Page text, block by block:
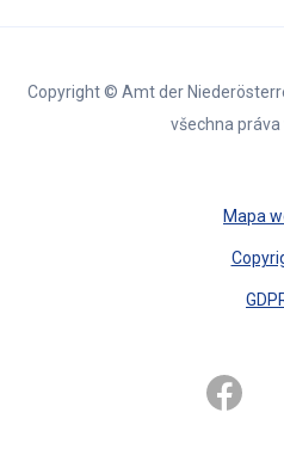
Copyright © Amt der
všechna
Mapa